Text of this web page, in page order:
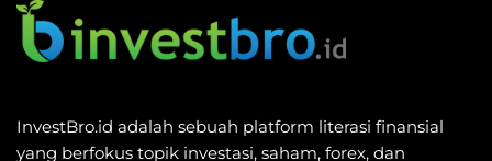
InvestBro.id adalah sebuah platform literasi finansial
yang berfokus topik investasi, saham, forex, dan